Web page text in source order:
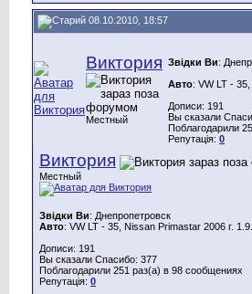
08.10.2010, 18:57
Виктория
Местный
Звідки Ви:
Авто: VW LT -
Дописи: 191
Вы сказали
Поблагодарили
Репутація: 0
Виктория
Местный
Звідки Ви: Днепропетровск
Авто: VW LT - 35, Nissan Primastar 2006 г.
Дописи: 191
Вы сказали Спасибо: 377
Поблагодарили 251 раз(а) в 98 сообщениях
Репутація: 0